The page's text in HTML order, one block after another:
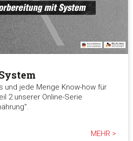
und jede Menge Know-how für
2 unserer Online-Serie
MEHR >